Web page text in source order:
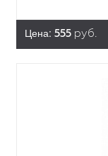
Цена: 555 руб.